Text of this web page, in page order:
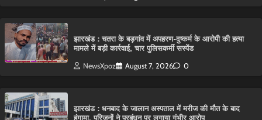
झारखंड : चतरा के बड़गांव में अपहरण-दुष्कर्म के आरोपी की हत्या
मामले में बड़ी कार्रवाई, चार पुलिसकर्मी सस्पेंड
NewsXpoz August 7, 2026 0
झारखंड : धनबाद के जालान अस्पताल में मरीज की मौत के बाद
हंगामा, परिजनों ने प्रबंधन पर लगाया गंभीर आरोप